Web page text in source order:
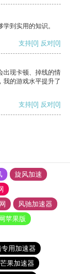
到实用的知识。
支持[0] 反对[0]
出现卡顿、掉线的情
我的游戏水平提升了
支持[0] 反对[0]
旋风加速
风驰加速器
苹果版
专用加速器
芒果加速器